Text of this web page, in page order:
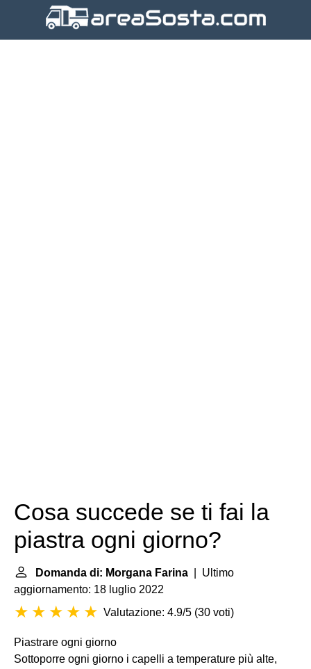
Cosa succede se ti fai la
piastra ogni giorno?
Domanda di: Morgana Farina | Ultimo
aggiornamento: 18 luglio 2022
Valutazione: 4.9/5 (30 voti)
Piastrare ogni giorno
Sottoporre ogni giorno i capelli a temperature più alte,